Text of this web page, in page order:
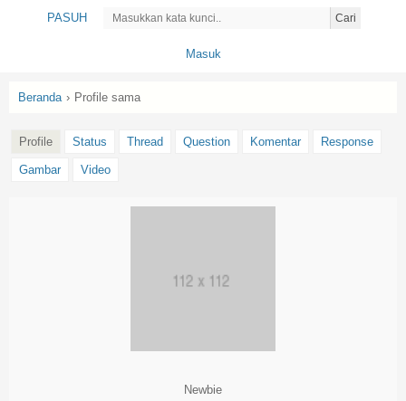
PASUH Cari
Masuk
Beranda › Profile sama
Profile Status Thread Question Komentar Response
Gambar Video
Newbie